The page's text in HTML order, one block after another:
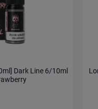
Dark Line 6/10ml